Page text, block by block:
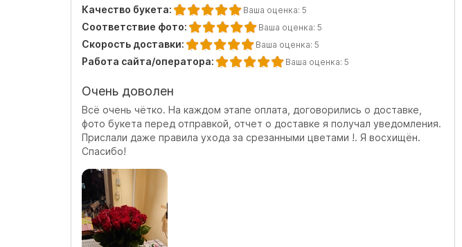
Качество букета: Ваша оценка: 5
Соответствие фото: Ваша оценка: 5
Скорость доставки: Ваша оценка: 5
Работа сайта/оператора: Ваша оценка: 5
Очень доволен
Всё очень чётко. На каждом этапе оплата, договорились о доставке,
фото букета перед отправкой, отчет о доставке я получал уведомления.
Прислали даже правила ухода за срезанными цветами !. Я восхищён.
Спасибо!